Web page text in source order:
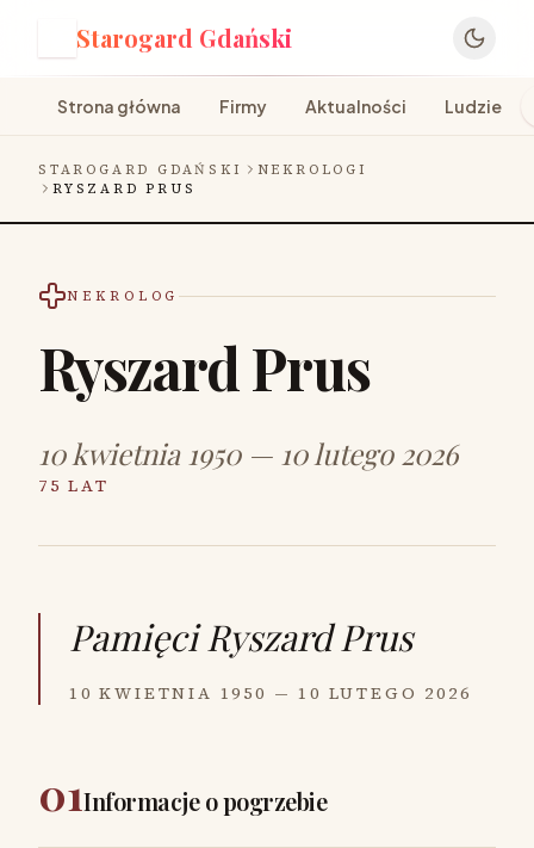
Starogard Gdański
Strona główna Firmy Aktualności Ludzie
STAROGARD GDAŃSKI
NEKROLOGI
RYSZARD PRUS
NEKROLOG
Ryszard Prus
10 kwietnia 1950 — 10 lutego 2026
75 LAT
Pamięci Ryszard Prus
10 KWIETNIA 1950 — 10 LUTEGO 2026
01Informacje o pogrzebie